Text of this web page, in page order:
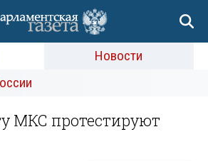
Новости
МКС протестируют